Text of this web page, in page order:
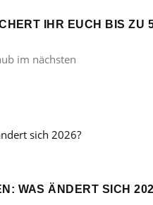
IHR EUCH BIS ZU
im nächsten
WAS ÄNDERT SICH